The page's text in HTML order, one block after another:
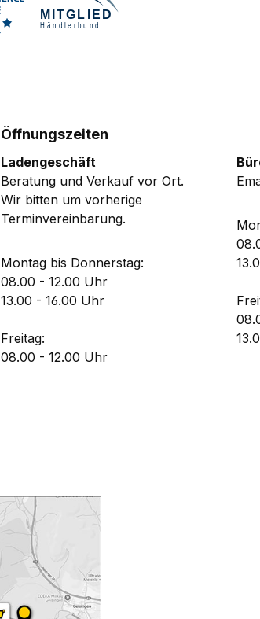
Öffnungszeiten
Ladengeschäft
Beratung und Verkauf vor Ort.
Wir bitten um vorherige
Terminvereinbarung.
Montag bis Donnerstag:
08.00 - 12.00 Uhr
13.00 - 16.00 Uhr
Freitag:
08.00 - 12.00 Uhr